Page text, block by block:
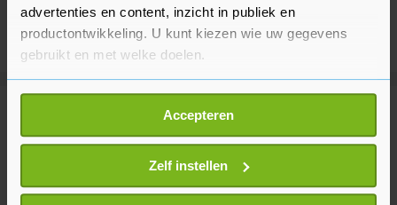
advertenties en content, inzicht in publiek en
productontwikkeling. U kunt kiezen wie uw gegevens
gebruikt en met welke doelen.
Als u het toestaat, willen we ook graag:
Informatie verzamelen over uw geografische
locatie, die tot een paar meter nauwkeurig kan zijn
Uw apparaat identificeren door het actief te
scannen op specifieke eigenschappen (fingerprinting)
Accepteren
Zelf instellen
Eredivisie bij gepromoveerd